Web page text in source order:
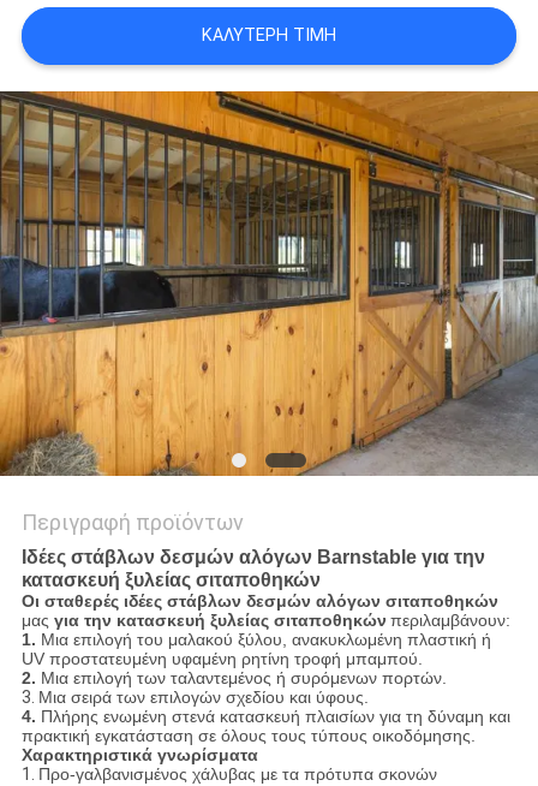
SITEMAP
ΠΟΛΙΤΙΚΉ
ΜΥΣΤΙΚΌΤΗΤΑΣ
ΚΑΛΎΤΕΡΗ ΤΙΜΉ
Περιγραφή προϊόντων
Ιδέες στάβλων δεσμών αλόγων Barnstable για την
κατασκευή ξυλείας σιταποθηκών
Οι σταθερές ιδέες στάβλων δεσμών αλόγων σιταποθηκών
μας για την κατασκευή ξυλείας σιταποθηκών περιλαμβάνουν:
1. Μια επιλογή του μαλακού ξύλου, ανακυκλωμένη πλαστική ή
UV προστατευμένη υφαμένη ρητίνη τροφή μπαμπού.
2. Μια επιλογή των ταλαντεμένος ή συρόμενων πορτών.
3. Μια σειρά των επιλογών σχεδίου και ύφους.
4. Πλήρης ενωμένη στενά κατασκευή πλαισίων για τη δύναμη και
πρακτική εγκατάσταση σε όλους τους τύπους οικοδόμησης.
Χαρακτηριστικά γνωρίσματα
1. Προ-γαλβανισμένος χάλυβας με τα πρότυπα σκονών